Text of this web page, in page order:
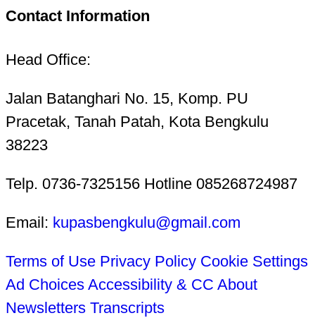
Contact Information
Head Office:
Jalan Batanghari No. 15, Komp. PU
Pracetak, Tanah Patah, Kota Bengkulu
38223
Telp. 0736-7325156 Hotline 085268724987
Email: kupasbengkulu@gmail.com
Terms of Use Privacy Policy Cookie Settings
Ad Choices Accessibility & CC About
Newsletters Transcripts